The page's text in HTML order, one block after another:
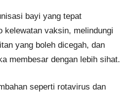
bayi yang tepat
kelewatan vaksin, melindungi
yang boleh dicegah, dan
membesar dengan lebih sihat.
seperti rotavirus dan